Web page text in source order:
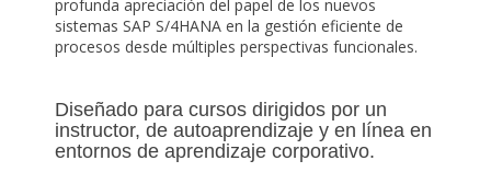
profunda apreciación del papel de los nuevos
sistemas SAP S/4HANA en la gestión eficiente de
procesos desde múltiples perspectivas funcionales.
Diseñado para cursos dirigidos por un
instructor, de autoaprendizaje y en línea en
entornos de aprendizaje corporativo.